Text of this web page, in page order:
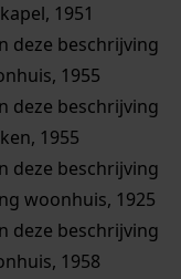
1951
deze beschrijving
1955
deze beschrijving
1955
deze beschrijving
woonhuis, 1925
deze beschrijving
1958